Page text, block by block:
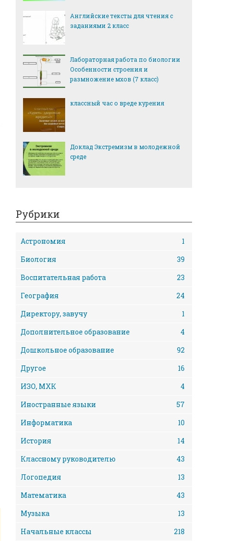
Английские тексты для чтения с
заданиями 2 класс
Лабораторная работа по биологии
Особенности строения и
размножение мхов (7 класс)
классный час о вреде курения
Доклад Экстремизм в молодежной
среде
Рубрики
Астрономия
1
Биология
39
Воспитательная работа
23
География
24
Директору, завучу
1
Дополнительное образование
4
Дошкольное образование
92
Другое
16
ИЗО, МХК
4
Иностранные языки
57
Информатика
10
История
14
Классному руководителю
43
Логопедия
13
Математика
43
Музыка
13
Начальные классы
218